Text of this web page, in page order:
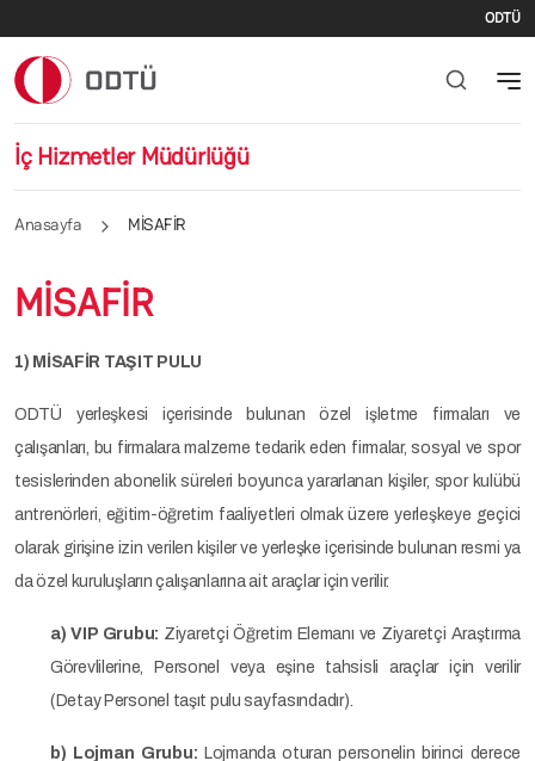
ODTÜ
İç Hizmetler Müdürlüğü
Anasayfa MİSAFİR
MİSAFİR
1) MİSAFİR TAŞIT PULU
ODTÜ yerleşkesi içerisinde bulunan özel işletme firmaları ve
çalışanları, bu firmalara malzeme tedarik eden firmalar, sosyal ve spor
tesislerinden abonelik süreleri boyunca yararlanan kişiler, spor kulübü
antrenörleri, eğitim-öğretim faaliyetleri olmak üzere yerleşkeye geçici
olarak girişine izin verilen kişiler ve yerleşke içerisinde bulunan resmi ya
da özel kuruluşların çalışanlarına ait araçlar için verilir.
a) VIP Grubu: Ziyaretçi Öğretim Elemanı ve Ziyaretçi Araştırma
Görevlilerine, Personel veya eşine tahsisli araçlar için verilir
(Detay Personel taşıt pulu sayfasındadır).
b) Lojman Grubu: Lojmanda oturan personelin birinci derece